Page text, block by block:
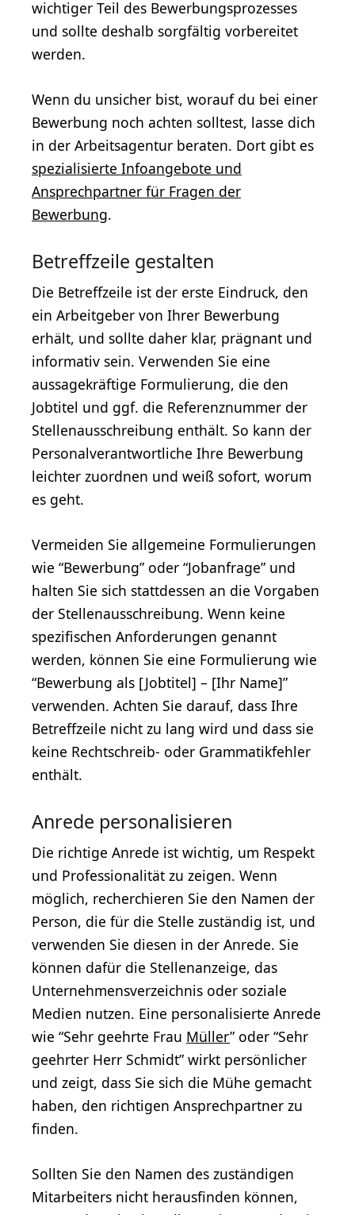
wichtiger Teil des Bewerbungsprozesses
und sollte deshalb sorgfältig vorbereitet
werden.
Wenn du unsicher bist, worauf du bei einer
Bewerbung noch achten solltest, lasse dich
in der Arbeitsagentur beraten. Dort gibt es
spezialisierte Infoangebote und
Ansprechpartner für Fragen der
Bewerbung.
Betreffzeile gestalten
Die Betreffzeile ist der erste Eindruck, den
ein Arbeitgeber von Ihrer Bewerbung
erhält, und sollte daher klar, prägnant und
informativ sein. Verwenden Sie eine
aussagekräftige Formulierung, die den
Jobtitel und ggf. die Referenznummer der
Stellenausschreibung enthält. So kann der
Personalverantwortliche Ihre Bewerbung
leichter zuordnen und weiß sofort, worum
es geht.
Vermeiden Sie allgemeine Formulierungen
wie “Bewerbung” oder “Jobanfrage” und
halten Sie sich stattdessen an die Vorgaben
der Stellenausschreibung. Wenn keine
spezifischen Anforderungen genannt
werden, können Sie eine Formulierung wie
“Bewerbung als [Jobtitel] – [Ihr Name]”
verwenden. Achten Sie darauf, dass Ihre
Betreffzeile nicht zu lang wird und dass sie
keine Rechtschreib- oder Grammatikfehler
enthält.
Anrede personalisieren
Die richtige Anrede ist wichtig, um Respekt
und Professionalität zu zeigen. Wenn
möglich, recherchieren Sie den Namen der
Person, die für die Stelle zuständig ist, und
verwenden Sie diesen in der Anrede. Sie
können dafür die Stellenanzeige, das
Unternehmensverzeichnis oder soziale
Medien nutzen. Eine personalisierte Anrede
wie “Sehr geehrte Frau Müller” oder “Sehr
geehrter Herr Schmidt” wirkt persönlicher
und zeigt, dass Sie sich die Mühe gemacht
haben, den richtigen Ansprechpartner zu
finden.
Sollten Sie den Namen des zuständigen
Mitarbeiters nicht herausfinden können,